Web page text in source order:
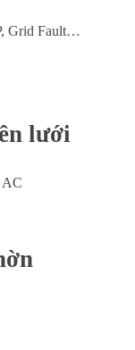
Grid Fault…
lưới
AC